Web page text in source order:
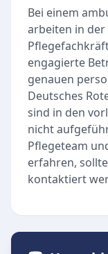
Bei einem
arbeiten in
engagierte
genauen
Deutsches
sind in den
nicht
Pflegeteam
erfahren,
kontaktiert